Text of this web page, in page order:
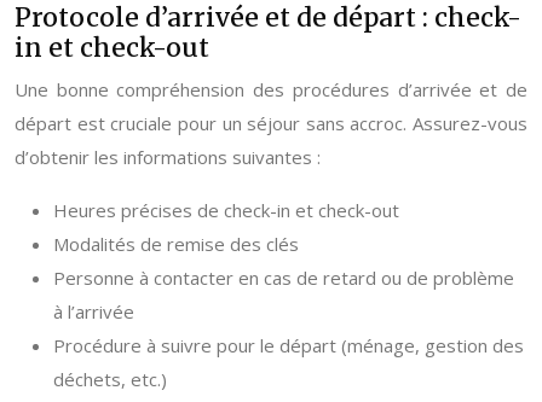
Protocole d’arrivée et de départ : check-
in et check-out
Une bonne compréhension des procédures d’arrivée et de
départ est cruciale pour un séjour sans accroc. Assurez-vous
d’obtenir les informations suivantes :
Heures précises de check-in et check-out
Modalités de remise des clés
Personne à contacter en cas de retard ou de problème
à l’arrivée
Procédure à suivre pour le départ (ménage, gestion des
déchets, etc.)